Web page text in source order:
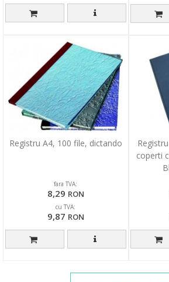
Registru A4, 100 file, dictando
fara TVA:
8,29 RON
cu TVA:
9,87 RON
coperti